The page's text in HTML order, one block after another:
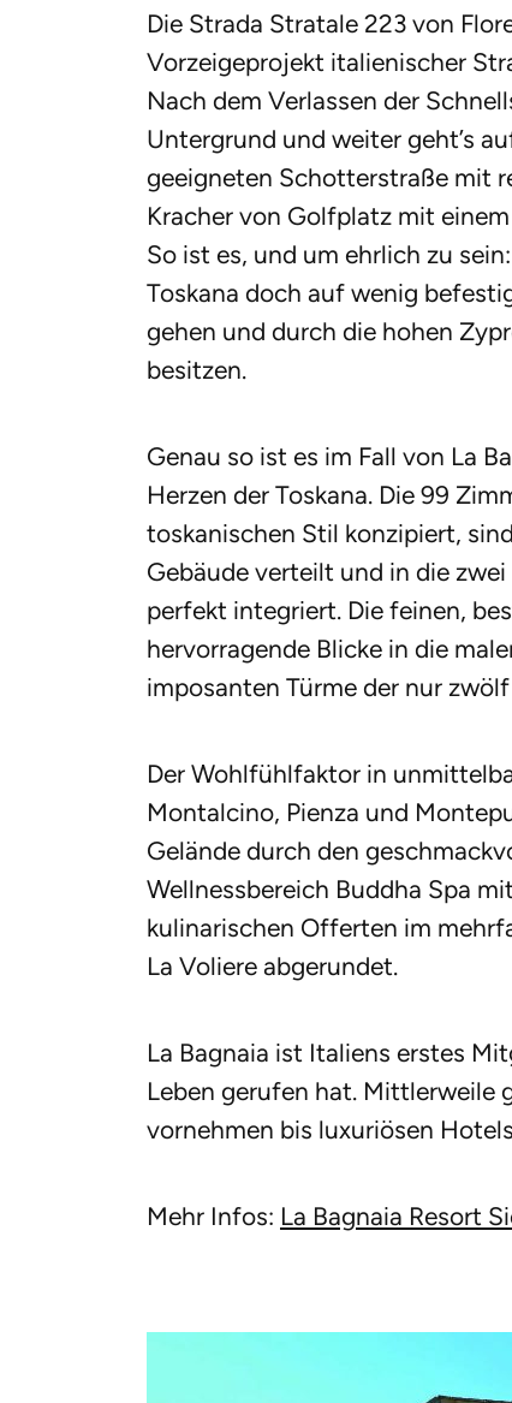
Die Strada Stratale 223 von
Vorzeigeprojekt italienischer
Nach dem Verlassen der
Untergrund und weiter geht’s
geeigneten Schotterstraße mit
Kracher von Golfplatz mit
So ist es, und um ehrlich zu
Toskana doch auf wenig
gehen und durch die hohen
besitzen.
Genau so ist es im Fall von La
Herzen der Toskana. Die 99
toskanischen Stil konzipiert,
Gebäude verteilt und in die
perfekt integriert. Die feinen,
hervorragende Blicke in die
imposanten Türme der nur
Der Wohlfühlfaktor in
Montalcino, Pienza und
Gelände durch den
Wellnessbereich Buddha Spa
kulinarischen Offerten im
La Voliere abgerundet.
La Bagnaia ist Italiens erstes
Leben gerufen hat. Mittlerweile
vornehmen bis luxuriösen
Mehr Infos: La Bagnaia Resort